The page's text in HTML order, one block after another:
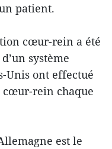
patient.
cœur-rein a été
système
Unis ont effectué
cœur-rein chaque
est le